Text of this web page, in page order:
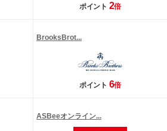
ポイント 2倍
BrooksBrot...
ポイント 6倍
ASBeeオンライン...